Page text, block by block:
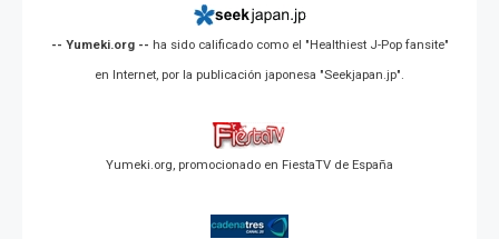
-- Yumeki.org -- ha sido calificado como el "Healthiest J-Pop fansite"
en Internet, por la publicación japonesa "Seekjapan.jp".
Yumeki.org, promocionado en FiestaTV de España